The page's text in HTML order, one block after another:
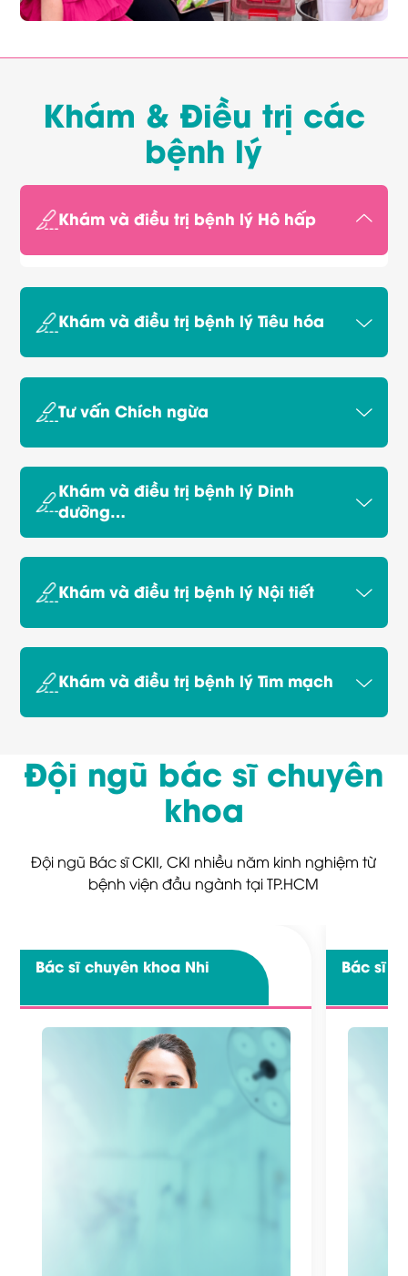
Khám & Điều trị các
bệnh lý
Khám và điều trị bệnh lý Hô hấp
Khám và điều trị bệnh lý Tiêu hóa
Tư vấn Chích ngừa
Khám và điều trị bệnh lý Dinh
dưỡng…
Khám và điều trị bệnh lý Nội tiết
Khám và điều trị bệnh lý Tim mạch
Đội ngũ bác sĩ chuyên
khoa
Đội ngũ Bác sĩ CKII, CKI nhiều năm kinh nghiệm từ
bệnh viện đầu ngành tại TP.HCM
Bác sĩ chuyên khoa Nhi Bác sĩ